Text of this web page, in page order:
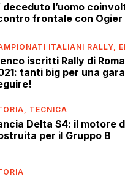
deceduto l’uomo
frontale con Ogier
ITALIANI RALLY,
iscritti Rally di
tanti big per una
TECNICA
Delta S4: il motore
per il Gruppo B